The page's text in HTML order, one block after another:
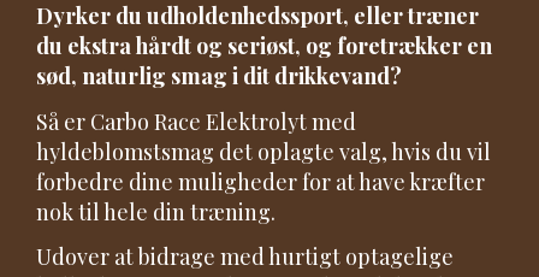
Dyrker du udholdenhedssport, eller træner
du ekstra hårdt og seriøst, og foretrækker en
sød, naturlig smag i dit drikkevand?
Så er Carbo Race Elektrolyt med
hyldeblomstsmag det oplagte valg, hvis du vil
forbedre dine muligheder for at have kræfter
nok til hele din træning.
Udover at bidrage med hurtigt optagelige